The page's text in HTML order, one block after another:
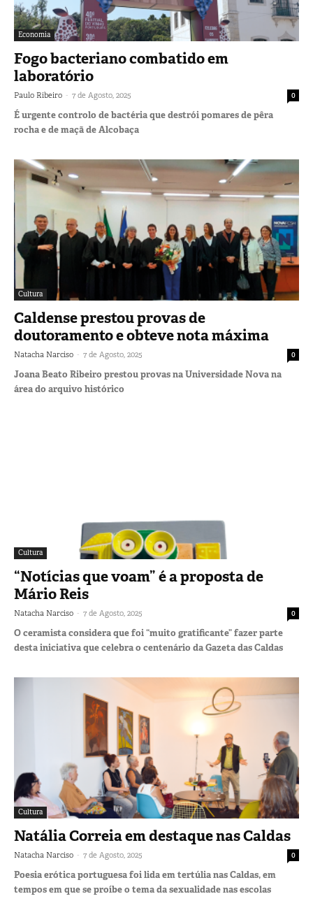
Economia
Fogo bacteriano combatido em
laboratório
Paulo Ribeiro - 7 de Agosto, 2025 0
É urgente controlo de bactéria que destrói pomares de pêra
rocha e de maçã de Alcobaça
Cultura
Caldense prestou provas de
doutoramento e obteve nota máxima
Natacha Narciso - 7 de Agosto, 2025 0
Joana Beato Ribeiro prestou provas na Universidade Nova na
área do arquivo histórico
Cultura
“Notícias que voam” é a proposta de
Mário Reis
Natacha Narciso - 7 de Agosto, 2025 0
O ceramista considera que foi “muito gratificante” fazer parte
desta iniciativa que celebra o centenário da Gazeta das Caldas
Cultura
Natália Correia em destaque nas Caldas
Natacha Narciso - 7 de Agosto, 2025 0
Poesia erótica portuguesa foi lida em tertúlia nas Caldas, em
tempos em que se proíbe o tema da sexualidade nas escolas